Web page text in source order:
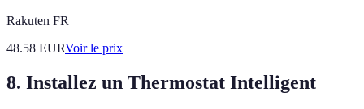
Rakuten FR
48.58 EURVoir le prix
8. Installez un Thermostat Intelligent